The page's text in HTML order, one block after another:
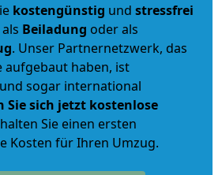
kostengünstig und stressfrei
Beiladung oder als
. Unser Partnernetzwerk, das
aufgebaut haben, ist
sogar international
Sie sich jetzt kostenlose
Sie einen ersten
Kosten für Ihren Umzug.